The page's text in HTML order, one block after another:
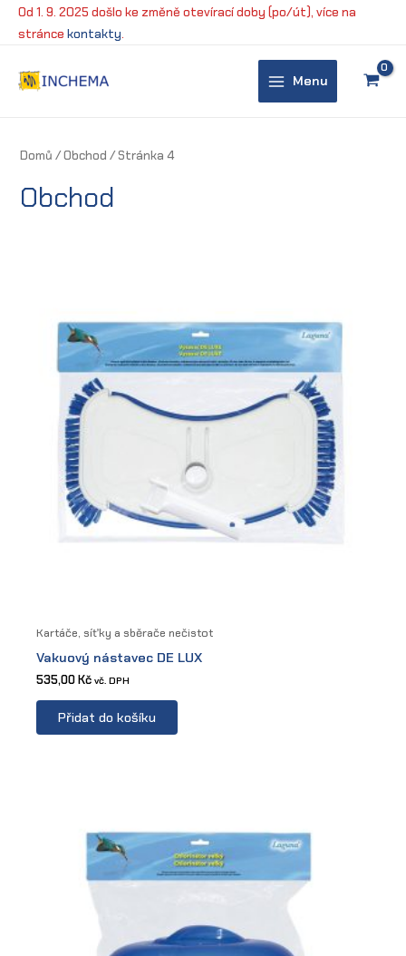
Přeskočit
Od 1. 9. 2025 došlo ke změně otevírací doby (po/út), více na
stránce kontakty
Menu
Domů /Obchod / Stránka 4
Obchod
Kartáče, síťky a sběrače nečistot
Vakuový nástavec DE LUX
535,00Kč vč. DPH
Přidat do košíku